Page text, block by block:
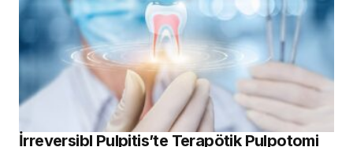
İrreversibl Pulpitis’te Terapötik Pulpotomi